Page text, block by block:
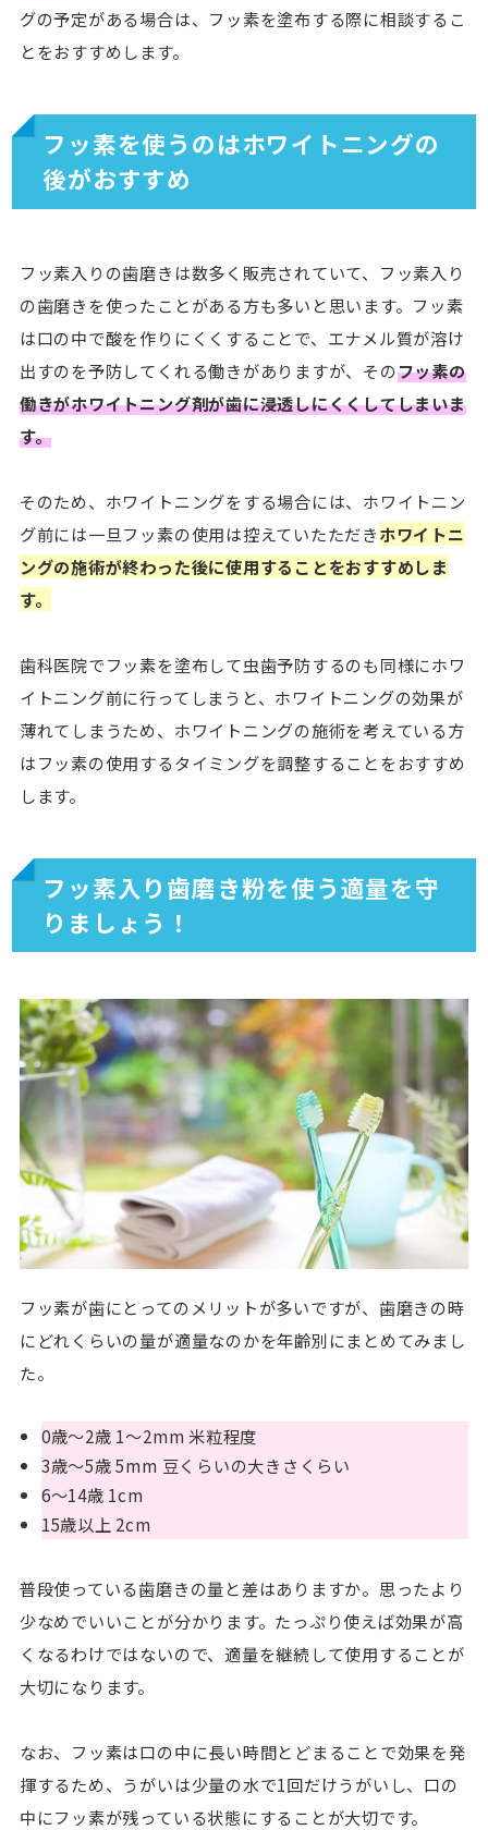
グの予定がある場合は、フッ素を塗布する際に相談するこ
とをおすすめします。
フッ素を使うのはホワイトニングの
後がおすすめ
フッ素入りの歯磨きは数多く販売されていて、フッ素入り
の歯磨きを使ったことがある方も多いと思います。フッ素
は口の中で酸を作りにくくすることで、エナメル質が溶け
出すのを予防してくれる働きがありますが、そのフッ素の
働きがホワイトニング剤が歯に浸透しにくくしてしまいま
す。
そのため、ホワイトニングをする場合には、ホワイトニン
グ前には一旦フッ素の使用は控えていたただきホワイトニ
ングの施術が終わった後に使用することをおすすめしま
す。
歯科医院でフッ素を塗布して虫歯予防するのも同様にホワ
イトニング前に行ってしまうと、ホワイトニングの効果が
薄れてしまうため、ホワイトニングの施術を考えている方
はフッ素の使用するタイミングを調整することをおすすめ
します。
フッ素入り歯磨き粉を使う適量を守
りましょう！
フッ素が歯にとってのメリットが多いですが、歯磨きの時
にどれくらいの量が適量なのかを年齢別にまとめてみまし
た。
0歳〜2歳 1〜2mm 米粒程度
3歳〜5歳 5mm 豆くらいの大きさくらい
6〜14歳 1cm
15歳以上 2cm
普段使っている歯磨きの量と差はありますか。思ったより
少なめでいいことが分かります。たっぷり使えば効果が高
くなるわけではないので、適量を継続して使用することが
大切になります。
なお、フッ素は口の中に長い時間とどまることで効果を発
揮するため、うがいは少量の水で1回だけうがいし、口の
中にフッ素が残っている状態にすることが大切です。